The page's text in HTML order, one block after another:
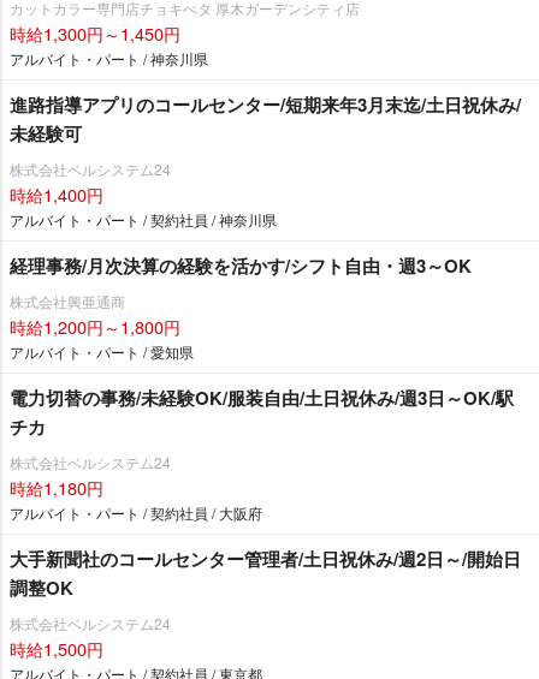
カットカラー専門店チョキぺタ 厚木ガーデンシティ店
時給1,300円～1,450円
アルバイト・パート / 神奈川県
進路指導アプリのコールセンター/短期来年3月末迄/土日祝休み/
未経験可
株式会社ベルシステム24
時給1,400円
アルバイト・パート / 契約社員 / 神奈川県
経理事務/月次決算の経験を活かす/シフト自由・週3～OK
株式会社興亜通商
時給1,200円～1,800円
アルバイト・パート / 愛知県
電力切替の事務/未経験OK/服装自由/土日祝休み/週3日～OK/駅
チカ
株式会社ベルシステム24
時給1,180円
アルバイト・パート / 契約社員 / 大阪府
大手新聞社のコールセンター管理者/土日祝休み/週2日～/開始日
調整OK
株式会社ベルシステム24
時給1,500円
アルバイト・パート / 契約社員 / 東京都